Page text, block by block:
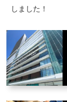
しました！